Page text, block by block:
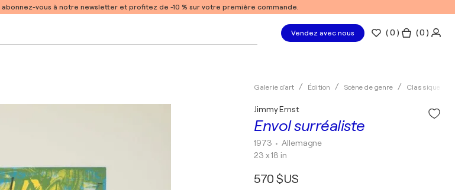
abonnez-vous à notre newsletter et profitez de -10 % sur votre première commande.
Vendez avec nous (0 ) ( 0 )
Galerie d'art Édition Scène de genre Classique
Envol surréaliste
Jimmy Ernst
1973 • Allemagne
23 x 18 in
570 $US